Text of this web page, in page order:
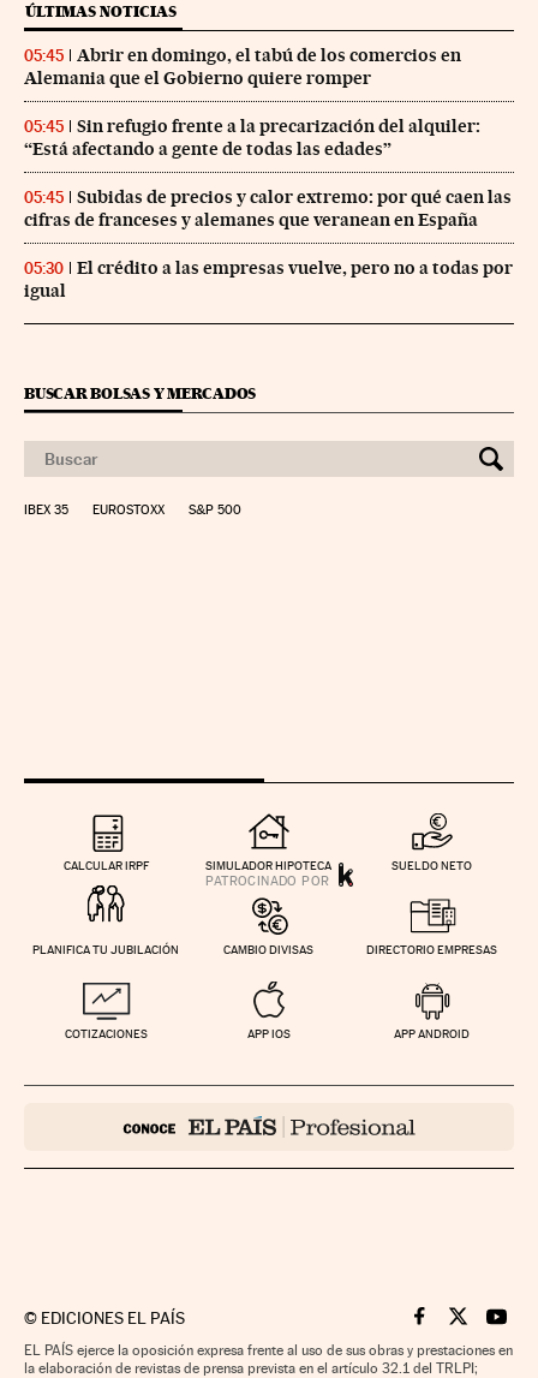
ÚLTIMAS NOTICIAS
05:45
Abrir en domingo, el tabú de los comercios en
Alemania que el Gobierno quiere romper
05:45
Sin refugio frente a la precarización del alquiler:
“Está afectando a gente de todas las edades”
05:45
Subidas de precios y calor extremo: por qué caen las
cifras de franceses y alemanes que veranean en España
05:30
El crédito a las empresas vuelve, pero no a todas por
igual
BUSCAR BOLSAS Y MERCADOS
IBEX 35 EUROSTOXX S&P 500
CALCULAR IRPF SIMULADOR HIPOTECA SUELDO NETO
PLANIFICA TU JUBILACIÓN CAMBIO DIVISAS DIRECTORIO EMPRESAS
COTIZACIONES APP IOS APP ANDROID
© EDICIONES EL PAÍS Cinco Días en
Cinco Días
Cinco
EL PAÍS ejerce la oposición expresa frente al uso de sus obras y prestaciones en
la elaboración de revistas de prensa prevista en el artículo 32.1 del TRLPI;